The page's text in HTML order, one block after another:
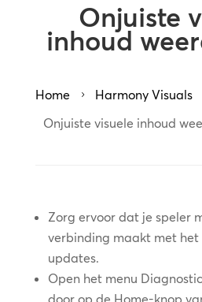
Onjuiste
inhoud
Home 5 Harmony Visuals
Onjuiste visuele inhoud
Zorg ervoor dat je speler
verbinding maakt met
updates.
Open het menu
door op de Home-knop